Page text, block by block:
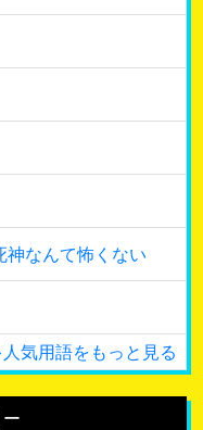
神なんて怖くない
気用語をもっと見る